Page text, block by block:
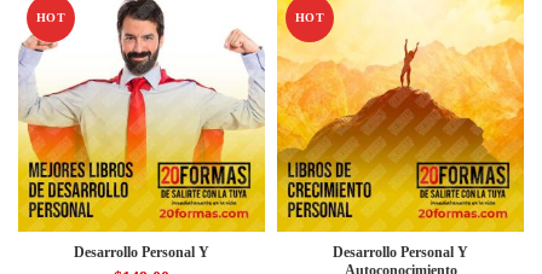
HOT
Desarrollo Personal Y
HOT
Desarrollo Personal Y
Autoconocimiento